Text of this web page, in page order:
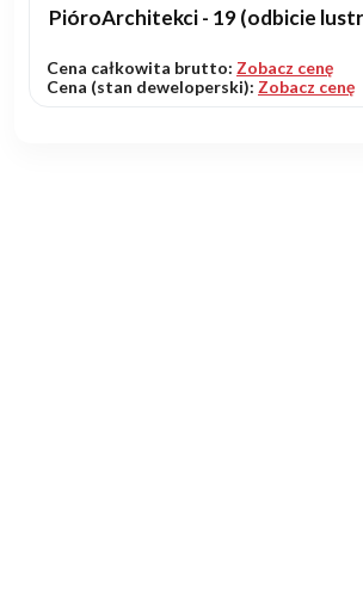
PióroArchitekci - 19 (odbicie
Cena całkowita brutto: Zobacz cenę
Cena (stan deweloperski): Zobacz cenę